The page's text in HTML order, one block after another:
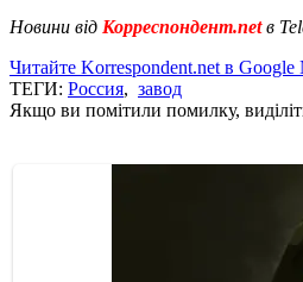
Новини від Корреспондент.netв
Читайте Korrespondent.net в Google
ТЕГИ: Россия, завод
Якщо ви помітили помилку,